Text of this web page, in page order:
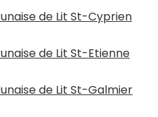
de Lit St-Cyprien
de Lit St-Etienne
de Lit St-Galmier